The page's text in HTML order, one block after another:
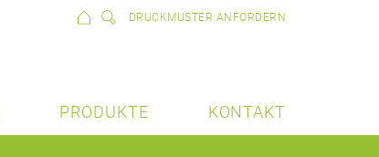
DRUCKMUSTER ANFORDERN
PRODUKTE KONTAKT